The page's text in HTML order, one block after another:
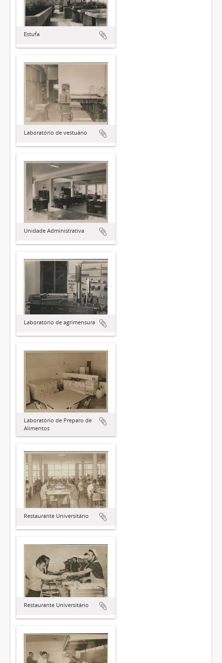
Estufa
Laboratório de vestuário
Unidade Administrativa
Laboratório de agrimensura
Laboratório de Preparo de
Alimentos
Restaurante Universitário
Restaurante Universitário